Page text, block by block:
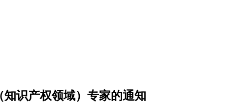
识产权领域）专家的通知